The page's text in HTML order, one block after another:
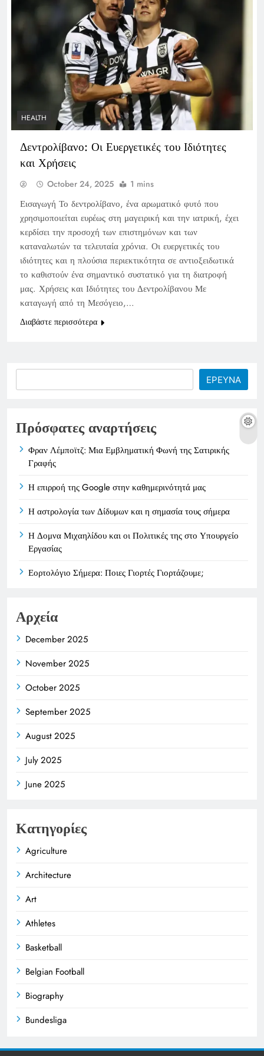
HEALTH
Δεντρολίβανο: Οι Ευεργετικές του Ιδιότητες
και Χρήσεις
October 24, 2025 1 mins
Εισαγωγή Το δεντρολίβανο, ένα αρωματικό φυτό που
χρησιμοποιείται ευρέως στη μαγειρική και την ιατρική, έχει
κερδίσει την προσοχή των επιστημόνων και των
καταναλωτών τα τελευταία χρόνια. Οι ευεργετικές του
ιδιότητες και η πλούσια περιεκτικότητα σε αντιοξειδωτικά
το καθιστούν ένα σημαντικό συστατικό για τη διατροφή
μας. Χρήσεις και Ιδιότητες του Δεντρολίβανου Με
καταγωγή από τη Μεσόγειο,…
Διαβάστε περισσότερα
ΕΡΕΥΝΑ
Πρόσφατες αναρτήσεις
Φραν Λέμποϊτζ: Μια Εμβληματική Φωνή της Σατιρικής
Γραφής
Η επιρροή της Google στην καθημερινότητά μας
Η αστρολογία των Δίδυμων και η σημασία τους σήμερα
Η Δομνα Μιχαηλίδου και οι Πολιτικές της στο Υπουργείο
Εργασίας
Εορτολόγιο Σήμερα: Ποιες Γιορτές Γιορτάζουμε;
Αρχεία
December 2025
November 2025
October 2025
September 2025
August 2025
July 2025
June 2025
Κατηγορίες
Agriculture
Architecture
Art
Athletes
Basketball
Belgian Football
Biography
Bundesliga